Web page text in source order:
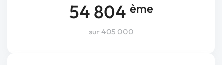
54 804 ème
sur 405 000